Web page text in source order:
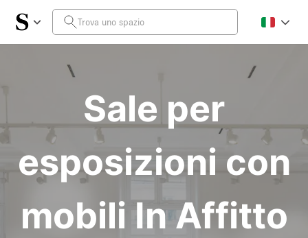
Sale per
esposizioni con
mobili In Affitto